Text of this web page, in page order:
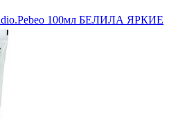
100мл БЕЛИЛА ЯРКИЕ